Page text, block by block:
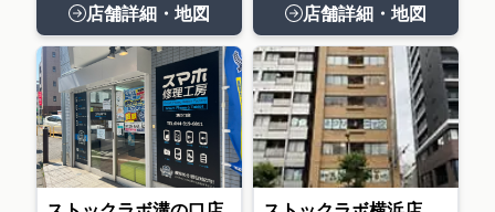
店舗詳細・地図 店舗詳細・地図